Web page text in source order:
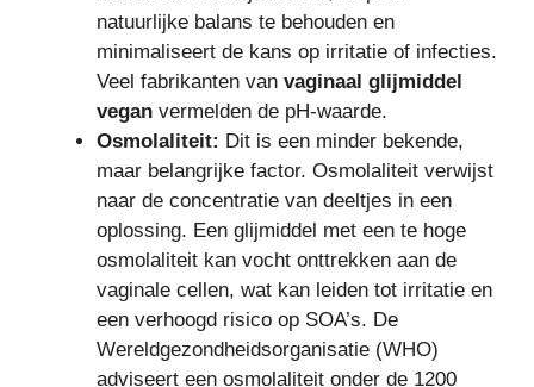
natuurlijke balans te behouden en
minimaliseert de kans op irritatie of infecties.
Veel fabrikanten van vaginaal glijmiddel
vegan vermelden de pH-waarde.
Osmolaliteit: Dit is een minder bekende,
maar belangrijke factor. Osmolaliteit verwijst
naar de concentratie van deeltjes in een
oplossing. Een glijmiddel met een te hoge
osmolaliteit kan vocht onttrekken aan de
vaginale cellen, wat kan leiden tot irritatie en
een verhoogd risico op SOA’s. De
Wereldgezondheidsorganisatie (WHO)
adviseert een osmolaliteit onder de 1200